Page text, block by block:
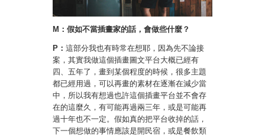
M：假如不當插畫家的話，會做些什麼？
P： 這部分我也有時常在想耶，因為先不論接
案，其實我做這個插畫圖文平台大概已經有
四、五年了，畫到某個程度的時候，很多主題
都已經用過，可以再畫的素材在逐漸在減少當
中，所以我有想過也許這個插畫平台並不會存
在的這麼久，有可能再過兩三年，或是可能再
過十年也不一定。假如真的把平台收掉的話，
下一個想做的事情應該是開民宿，或是餐飲類